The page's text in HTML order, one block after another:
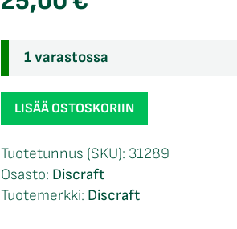
1 varastossa
Discraft
Big
Fierce
Ledgestone
2021
LISÄÄ OSTOSKORIIN
Tuotetunnus (SKU): 31289
Osasto: Discraft
Tuotemerkki: Discraft